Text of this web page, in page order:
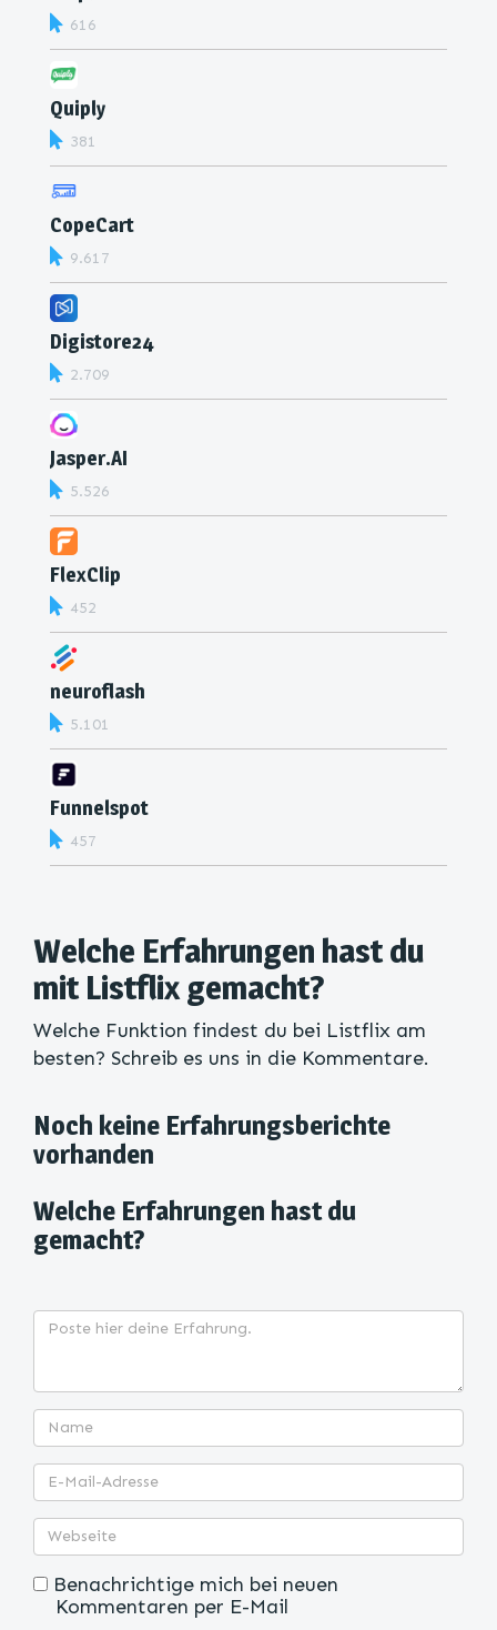
616
Quiply
381
CopeCart
9.617
Digistore24
2.709
Jasper.AI
5.526
FlexClip
452
neuroflash
5.101
Funnelspot
457
Welche Erfahrungen hast du
mit Listflix gemacht?
Welche Funktion findest du bei Listflix am
besten? Schreib es uns in die Kommentare.
Noch keine Erfahrungsberichte
vorhanden
Welche Erfahrungen hast du
gemacht?
Benachrichtige mich bei neuen
Kommentaren per E-Mail